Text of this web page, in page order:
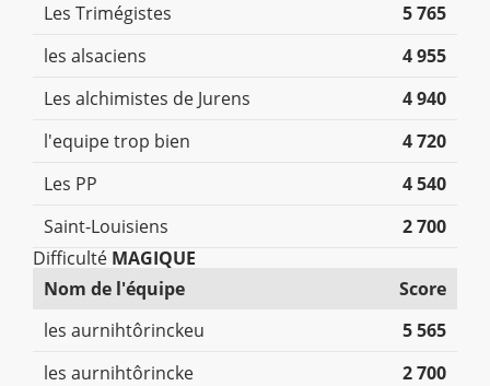
Les Trimégistes
5 765
les alsaciens
4 955
Les alchimistes de Jurens
4 940
l'equipe trop bien
4 720
Les PP
4 540
Saint-Louisiens
2 700
Difficulté MAGIQUE
Nom de l'équipe
Score
les aurnihtôrinckeu
5 565
les aurnihtôrincke
2 700